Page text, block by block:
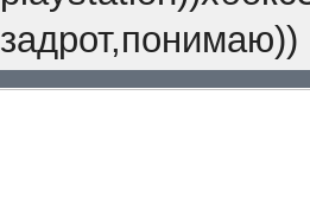
задрот,понимаю))